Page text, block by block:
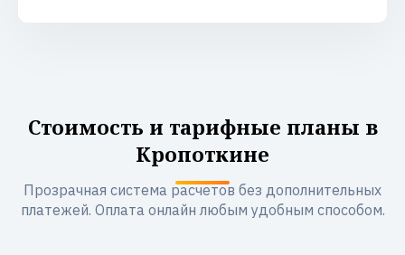
Стоимость и тарифные планы в
Кропоткине
Прозрачная система расчетов без дополнительных
платежей. Оплата онлайн любым удобным способом.